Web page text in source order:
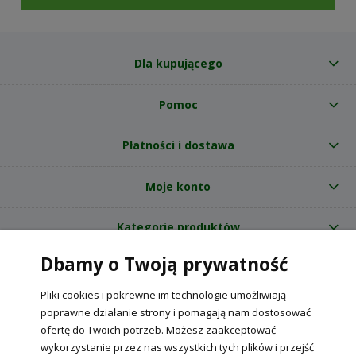
Dla kupującego
Pomoc
Płatności i dostawa
Moje konto
Kategorie produktów
O nas
Internetowy sklep ogrodniczy z nasionami RajOgrodnika.pl
NIP: 6090037061, REGON: 260240470 | Czarnca, ul. Tęczowa 31, 29-100
Włoszczowa
Dbamy o Twoją prywatność
Pliki cookies i pokrewne im technologie umożliwiają
poprawne działanie strony i pomagają nam dostosować
ofertę do Twoich potrzeb. Możesz zaakceptować
wykorzystanie przez nas wszystkich tych plików i przejść